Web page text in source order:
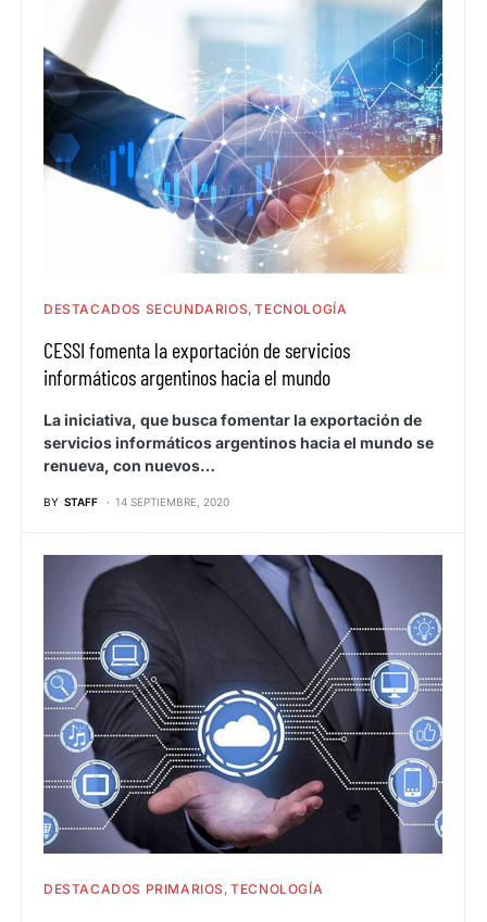
DESTACADOS SECUNDARIOS TECNOLOGÍA
CESSI fomenta la exportación de servicios
informáticos argentinos hacia el mundo
La iniciativa, que busca fomentar la exportación de
servicios informáticos argentinos hacia el mundo se
renueva, con nuevos…
BY STAFF 14 SEPTIEMBRE, 2020
DESTACADOS PRIMARIOS TECNOLOGÍA